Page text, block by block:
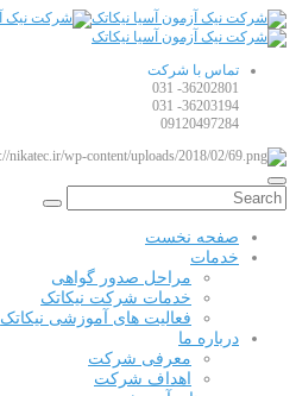
تماس با شرکت
36202801- 031
36203194- 031
09120497284
صفحه نخست
خدمات
مراحل صدور گواهی
خدمات شرکت نیکاتک
فعالیت های آموزشی نیکاتک
درباره ما
معرفی شرکت
اهداف شرکت